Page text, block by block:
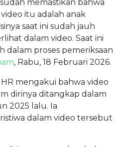
memastikan bahwa
itu adalah anak
saat ini sudah jauh
dalam video. Saat ini
dalam proses pemeriksaan
, Rabu, 18 Februari 2026.
mengakui bahwa video
dirinya ditangkap dalam
2025 lalu. Ia
dalam video tersebut